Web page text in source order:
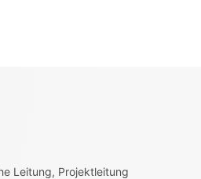
Leitung, Projektleitung